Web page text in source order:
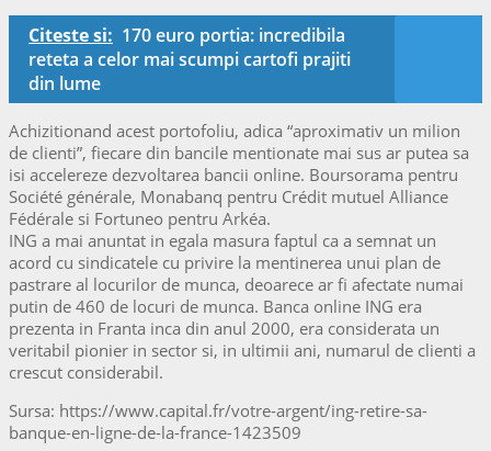
Citeste si: 170 euro portia: incredibila
reteta a celor mai scumpi cartofi prajiti
din lume
Achizitionand acest portofoliu, adica “aproximativ un milion
de clienti”, fiecare din bancile mentionate mai sus ar putea sa
isi accelereze dezvoltarea bancii online. Boursorama pentru
Société générale, Monabanq pentru Crédit mutuel Alliance
Fédérale si Fortuneo pentru Arkéa.
ING a mai anuntat in egala masura faptul ca a semnat un
acord cu sindicatele cu privire la mentinerea unui plan de
pastrare al locurilor de munca, deoarece ar fi afectate numai
putin de 460 de locuri de munca. Banca online ING era
prezenta in Franta inca din anul 2000, era considerata un
veritabil pionier in sector si, in ultimii ani, numarul de clienti a
crescut considerabil.
Sursa: https://www.capital.fr/votre-argent/ing-retire-sa-
banque-en-ligne-de-la-france-1423509